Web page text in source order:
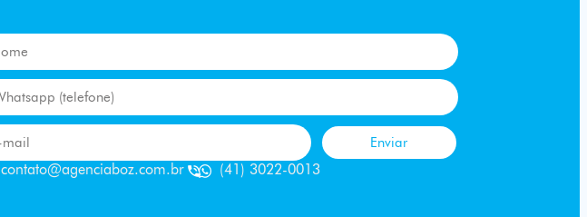
Enviar
contato@agenciaboz.com.br (41) 3022-0013